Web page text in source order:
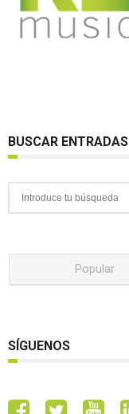
BUSCAR ENTRADAS
Popular
SÍGUENOS